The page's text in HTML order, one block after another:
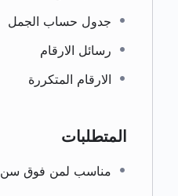
جدول حساب الجمل
رسائل الارقام
الارقام المتكررة
المتطلبات
مناسب لمن فوق سن 30